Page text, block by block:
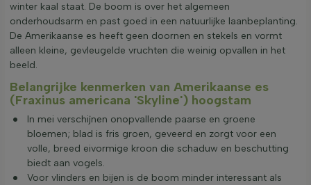
winter kaal staat. De boom is over het algemeen
onderhoudsarm en past goed in een natuurlijke laanbeplanting.
De Amerikaanse es heeft geen doornen en stekels en vormt
alleen kleine, gevleugelde vruchten die weinig opvallen in het
beeld.
Belangrijke kenmerken van Amerikaanse es
(Fraxinus americana 'Skyline') hoogstam
In mei verschijnen onopvallende paarse en groene
bloemen; blad is fris groen, geveerd en zorgt voor een
volle, breed eivormige kroon die schaduw en beschutting
biedt aan vogels.
Voor vlinders en bijen is de boom minder interessant als